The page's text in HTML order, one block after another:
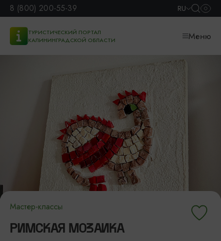
8 (800) 200-55-39 RU
ТУРИСТИЧЕСКИЙ ПОРТАЛ
КАЛИНИНГРАДСКОЙ ОБЛАСТИ
Меню
Мастер-классы
РИМСКАЯ МОЗАИКА